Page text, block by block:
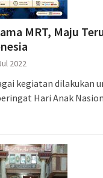
MRT, Maju
2022
kegiatan dilakukan
Hari Anak